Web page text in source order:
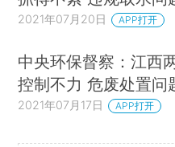
2021年07月20日 APP打开
中央环保督察：江西
控制不力 危废处置问
2021年07月17日 APP打开